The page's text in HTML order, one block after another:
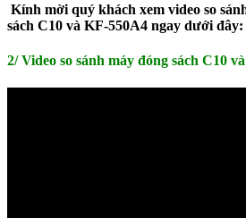
Kính mời quý khách xem video so
sách C10 và KF-550A4 ngay dưới đây:
2/ Video so sánh máy đóng sách C10